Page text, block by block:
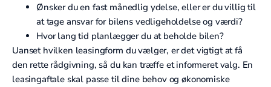
Ønsker du en fast månedlig ydelse, eller er du villig til
at tage ansvar for bilens vedligeholdelse og værdi?
Hvor lang tid planlægger du at beholde bilen?
Uanset hvilken leasingform du vælger, er det vigtigt at få
den rette rådgivning, så du kan træffe et informeret valg. En
leasingaftale skal passe til dine behov og økonomiske